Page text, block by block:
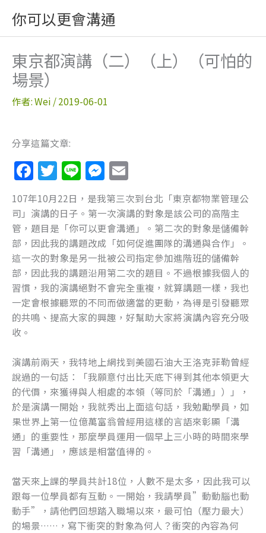
主
你可以更會溝通
東京都演講（二）（上）（可怕的
場景）
作者:Wei /2019-06-01
分享這篇文章:
F
a
c
e
b
o
o
k
T
w
itt
er
Li
n
e
M
e
ss
e
n
g
er
m
ai
l
107年10月22日，是我第三次到台北「東京都物業管理公
司」演講的日子。第一次演講的對象是該公司的高階主
管，題目是「你可以更會溝通」。第二次的對象是儲備幹
部，因此我的講題改成「如何促進團隊的溝通與合作」。
這一次的對象是另一批被公司指定參加進階班的儲備幹
部，因此我的講題沿用第二次的題目。不過根據我個人的
習慣，我的演講絕對不會完全重複，就算講題一樣，我也
一定會根據聽眾的不同而做適當的更動，為得是引發聽眾
的共鳴、提高大家的興趣，好幫助大家將演講內容充分吸
收。
演講前兩天，我特地上網找到美國石油大王洛克菲勒曾經
說過的一句話：「我願意付出比天底下得到其他本領更大
的代價，來獲得與人相處的本領（等同於「溝通」）」，
於是演講一開始，我就秀出上面這句話，我勉勵學員，如
果世界上第一位億萬富翁曾經用這樣的言語來彰顯「溝
通」的重要性，那麼學員運用一個早上三小時的時間來學
習「溝通」，應該是相當值得的。
當天來上課的學員共計18位，人數不是太多，因此我可以
跟每一位學員都有互動。一開始，我請學員”動動腦也動
動手”，請他們回想踏入職場以來，最可怕（壓力最大）
的場景……，寫下衝突的對象為何人？衝突的內容為何